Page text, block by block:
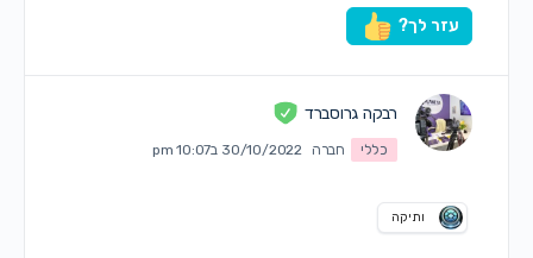
עזר לך?
רבקה גרוסברד
כללי חברה 30/10/2022 ב10:07 pm
ותיקה